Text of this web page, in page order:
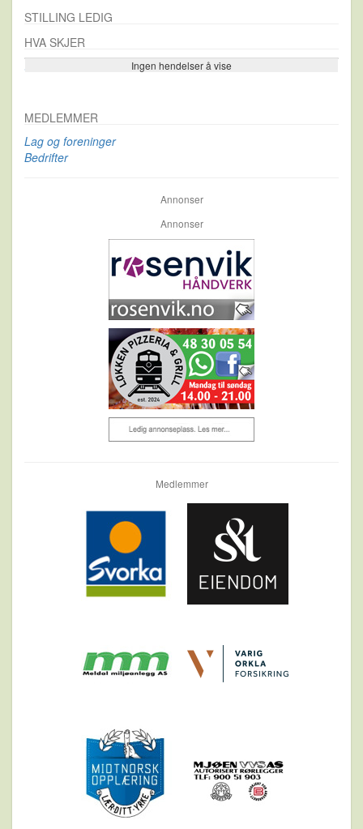
STILLING LEDIG
HVA SKJER
Ingen hendelser å vise
Se flere…
MEDLEMMER
Lag og foreninger
Bedrifter
Annonser
Annonser
Medlemmer